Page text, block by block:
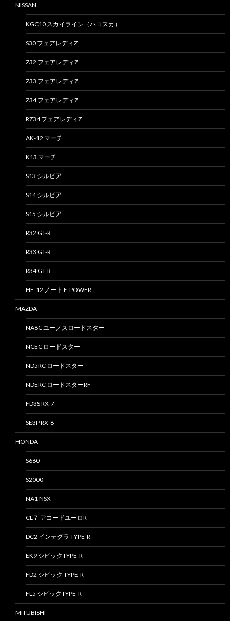
NISSAN
KGC10 スカイライン（ハコスカ）
S30 フェアレディZ
Z32 フェアレディZ
Z33 フェアレディZ
Z34 フェアレディZ
RZ34 フェアレディZ
AK-12 マーチ
K13 マーチ
S13 シルビア
S14 シルビア
S15 シルビア
R32 GT-R
R33 GT-R
R34 GT-R
HE-12 ノート E-POWER
MAZDA
NA8C ユーノスロードスター
NCEC ロードスター
ND5RC ロードスター
NDERC ロードスターRF
FD3S RX-7
SE3P RX-8
HONDA
S660
S2000
NA1 NSX
CL７ アコードユーロR
DC2 インテグラ TYPE-R
EK9 シビックTYPE-R
FD2 シビック TYPE-R
FL5 シビックTYPE-R
MITUBISHI